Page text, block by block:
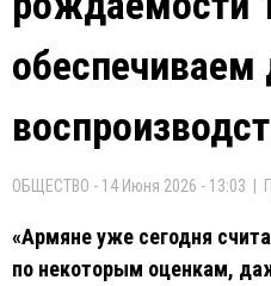
обеспечиваем
ОБЩЕСТВО - 14 Июня 2026 - 13:03 |
«Армяне уже сегодня
по некоторым оценкам,